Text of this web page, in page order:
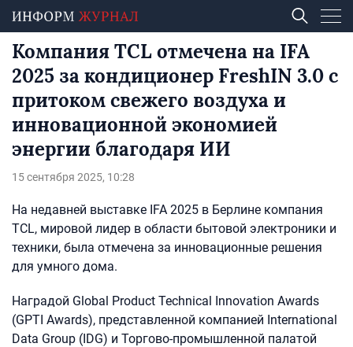
Компания TCL отмечена на IFA
2025 за кондиционер FreshIN 3.0 с
притоком свежего воздуха и
инновационной экономией
энергии благодаря ИИ
15 сентября 2025, 10:28
На недавней выставке IFA 2025 в Берлине компания
TCL, мировой лидер в области бытовой электроники и
техники, была отмечена за инновационные решения
для умного дома.
Наградой Global Product Technical Innovation Awards
(GPTI Awards), представленной компанией International
Data Group (IDG) и Торгово-промышленной палатой